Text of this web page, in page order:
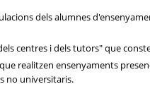
dels alumnes
centres i dels tutors" que
realitzen ensenyaments
no universitaris.